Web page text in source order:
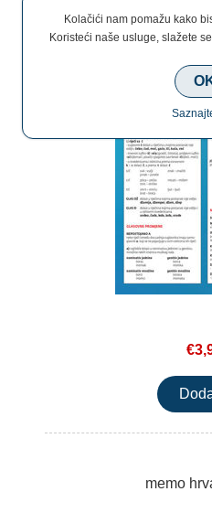
memo
Kolačići nam pomažu kako
Koristeći naše usluge, slažete